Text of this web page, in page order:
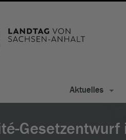
Aktuelles
Gesetzentwurf